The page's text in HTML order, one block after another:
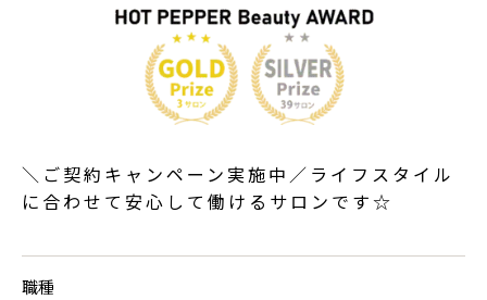
＼ご契約キャンペーン実施中／ライフスタイル
に合わせて安心して働けるサロンです☆
職種